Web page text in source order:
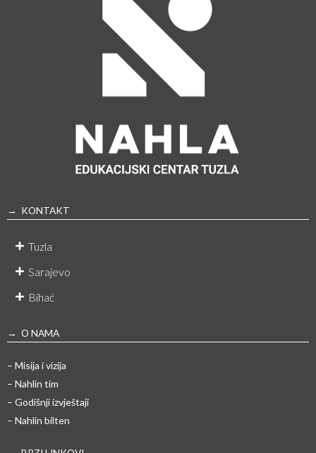
→ KONTAKT
Tuzla
Sarajevo
Bihać
→ O NAMA
– Misija i vizija
– Nahlin tim
– Godišnji izvještaji
– Nahlin bilten